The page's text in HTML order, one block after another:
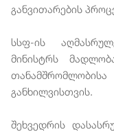
განვითარების
სსფ-ის
მინისტრს
განხილვისთვის.
შეხვედრის